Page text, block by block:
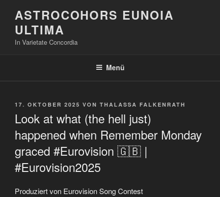
Inhalt
springen
ASTROCOHORS EUNOIA
ULTIMA
In Varietate Concordia
Menü
VERÖFFENTLICHT
17. OKTOBER 2025 VON THALASSA FALKENRATH
Look at what (the hell just)
happened when Remember Monday
graced #Eurovision 🇬🇧 |
#Eurovision2025
Produziert von Eurovision Song Contest